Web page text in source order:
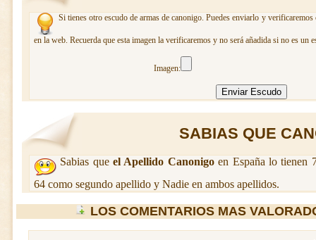
Si tienes otro escudo de armas de canonigo. Puedes enviarlo y
en la web. Recuerda que esta imagen la verificaremos y no será añadida si no es un
Imagen:
SABIAS QUE
Sabias queel Apellido Canonigoen España lo tienen
64 como segundo apellido y Nadie en ambos apellidos.
LOS COMENTARIOS MAS